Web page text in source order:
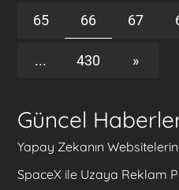
65 66 67
... 430 »
Güncel
Yapay Zekanın
SpaceX ile Uzaya Reklam